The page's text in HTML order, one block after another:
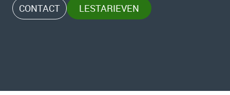
CONTACT LESTARIEVEN